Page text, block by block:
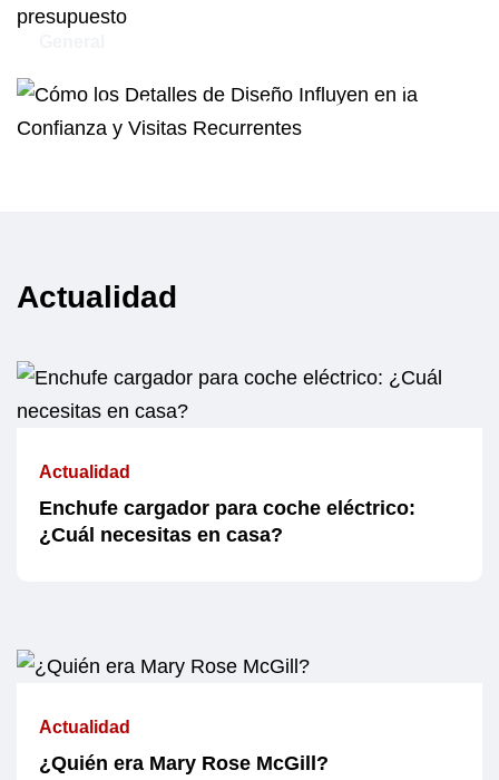
en la Confianza y Visitas Recurrentes
Actualidad
Actualidad
Enchufe cargador para coche eléctrico:
¿Cuál necesitas en casa?
Actualidad
¿Quién era Mary Rose McGill?